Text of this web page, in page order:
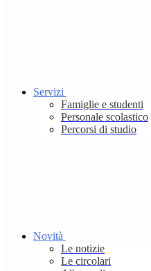
Servizi
Famiglie e studenti
Personale scolastico
Percorsi di studio
Novità
Le notizie
Le circolari